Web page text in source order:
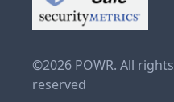
©2026 POWR. All rights
reserved